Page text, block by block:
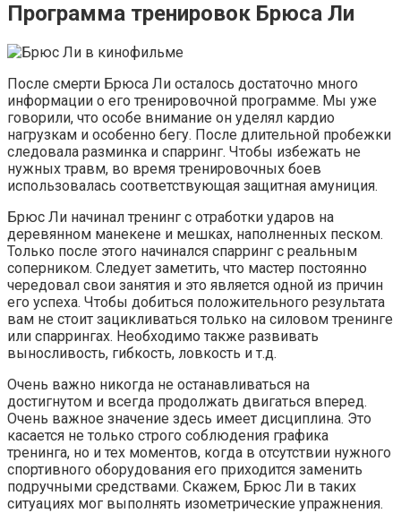
Программа тренировок Брюса Ли
После смерти Брюса Ли осталось достаточно много
информации о его тренировочной программе. Мы уже
говорили, что особе внимание он уделял кардио
нагрузкам и особенно бегу. После длительной пробежки
следовала разминка и спарринг. Чтобы избежать не
нужных травм, во время тренировочных боев
использовалась соответствующая защитная амуниция.
Брюс Ли начинал тренинг с отработки ударов на
деревянном манекене и мешках, наполненных песком.
Только после этого начинался спарринг с реальным
соперником. Следует заметить, что мастер постоянно
чередовал свои занятия и это является одной из причин
его успеха. Чтобы добиться положительного результата
вам не стоит зацикливаться только на силовом тренинге
или спаррингах. Необходимо также развивать
выносливость, гибкость, ловкость и т.д.
Очень важно никогда не останавливаться на
достигнутом и всегда продолжать двигаться вперед.
Очень важное значение здесь имеет дисциплина. Это
касается не только строго соблюдения графика
тренинга, но и тех моментов, когда в отсутствии нужного
спортивного оборудования его приходится заменить
подручными средствами. Скажем, Брюс Ли в таких
ситуациях мог выполнять изометрические упражнения.